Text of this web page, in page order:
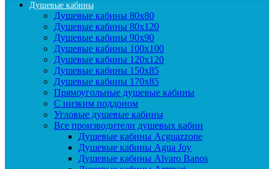
Душевые кабины
Душевые кабины 80x80
Душевые кабины 80x120
Душевые кабины 90х90
Душевые кабины 100x100
Душевые кабины 120x120
Душевые кабины 150x85
Душевые кабины 170x85
Прямоугольные душевые кабины
С низким поддоном
Угловые душевые кабины
Все производители душевых кабин
Душевые кабины Acguazzone
Душевые кабины Agua Joy
Душевые кабины Alvaro Banos